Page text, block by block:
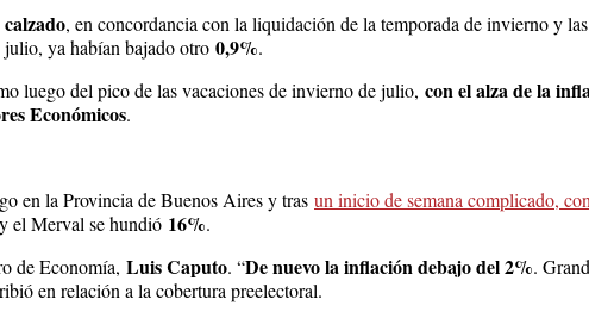
, en concordancia con la liquidación de la temporada de invierno y
julio, ya habían bajado otro 0,9%.
luego del pico de las vacaciones de invierno de julio, con el alza de la
Económicos.
en la Provincia de Buenos Aires y tras un inicio de semana complicado,
el Merval se hundió 16%.
de Economía, Luis Caputo. “De nuevo la inflación debajo del 2%.
en relación a la cobertura preelectoral.